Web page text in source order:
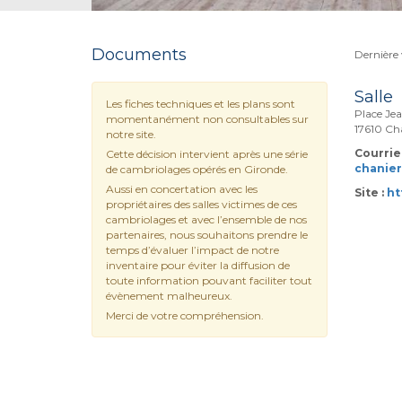
Documents
Les fiches techniques et les plans sont
momentanément non consultables sur
notre site.
Cette décision intervient après une série
de cambriolages opérés en Gironde.
Aussi en concertation avec les
propriétaires des salles victimes de ces
cambriolages et avec l’ensemble de nos
partenaires, nous souhaitons prendre le
temps d’évaluer l’impact de notre
inventaire pour éviter la diffusion de
toute information pouvant faciliter tout
évènement malheureux.
Merci de votre compréhension.
Dernière
Salle
Place
17610
Site :